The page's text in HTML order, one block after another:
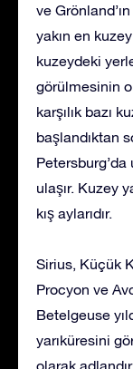
ve
yakın en
kuzeydeki
görülmesinin
karşılık bazı
başlandıktan
Petersburg’da
ulaşır. Kuzey
kış aylarıdır.
Sirius, Küçük
Procyon ve
Betelgeuse
yarıküresini
olarak